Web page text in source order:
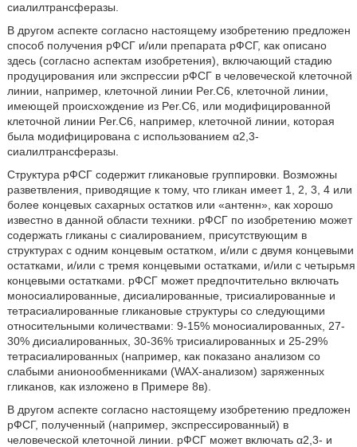
сиалилтрансферазы.
В другом аспекте согласно настоящему изобретению предложен
способ получения рФСГ и/или препарата рФСГ, как описано
здесь (согласно аспектам изобретения), включающий стадию
продуцирования или экспрессии рФСГ в человеческой клеточной
линии, например, клеточной линии Per.С6, клеточной линии,
имеющей происхождение из Per.C6, или модифицированной
клеточной линии Per.C6, например, клеточной линии, которая
была модифицирована с использованием α2,3-
сиалилтрансферазы.
Структура рФСГ содержит гликановые группировки. Возможны
разветвления, приводящие к тому, что гликан имеет 1, 2, 3, 4 или
более концевых сахарных остатков или «антенн», как хорошо
известно в данной области техники. рФСГ по изобретению может
содержать гликаны с сиалированием, присутствующим в
структурах с одним концевым остатком, и/или с двумя концевыми
остатками, и/или с тремя концевыми остатками, и/или с четырьмя
концевыми остатками. рФСГ может предпочтительно включать
моносиалированные, дисиалированные, трисиалированные и
тетрасиалированные гликановые структуры со следующими
относительными количествами: 9-15% моносиалированных, 27-
30% дисиалированных, 30-36% трисиалированных и 25-29%
тетрасиалированных (например, как показано анализом со
слабыми анионообменниками (WAX-анализом) заряженных
гликанов, как изложено в Примере 8в).
В другом аспекте согласно настоящему изобретению предложен
рФСГ, полученный (например, экспрессированный) в
человеческой клеточной линии. рФСГ может включать α2,3- и